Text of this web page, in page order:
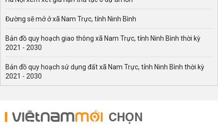
Đường sẽ mở ở xã Nam Trực, tỉnh Ninh Bình
Bản đồ quy hoạch giao thông xã Nam Trực, tỉnh Ninh Bình thời kỳ
2021 - 2030
Bản đồ quy hoạch sử dụng đất xã Nam Trực, tỉnh Ninh Bình thời kỳ
2021 - 2030
CHỌN